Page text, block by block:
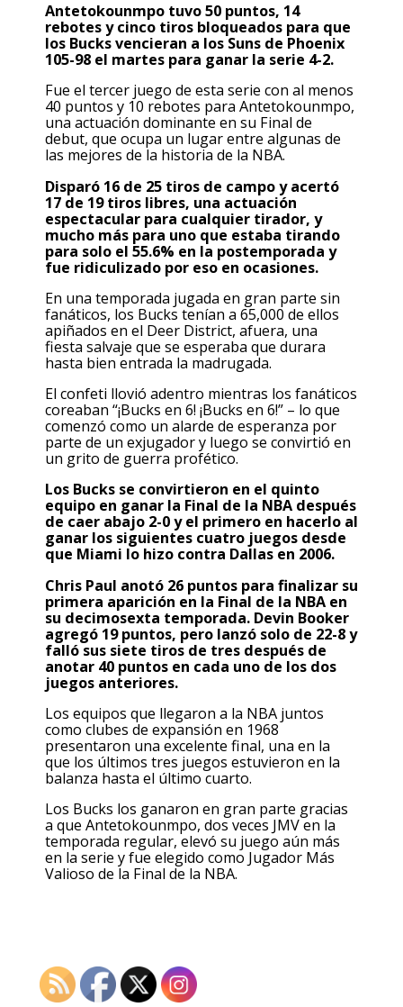
Antetokounmpo tuvo 50 puntos, 14
rebotes y cinco tiros bloqueados para que
los Bucks vencieran a los Suns de Phoenix
105-98 el martes para ganar la serie 4-2.
Fue el tercer juego de esta serie con al menos
40 puntos y 10 rebotes para Antetokounmpo,
una actuación dominante en su Final de
debut, que ocupa un lugar entre algunas de
las mejores de la historia de la NBA.
Disparó 16 de 25 tiros de campo y acertó
17 de 19 tiros libres, una actuación
espectacular para cualquier tirador, y
mucho más para uno que estaba tirando
para solo el 55.6% en la postemporada y
fue ridiculizado por eso en ocasiones.
En una temporada jugada en gran parte sin
fanáticos, los Bucks tenían a 65,000 de ellos
apiñados en el Deer District, afuera, una
fiesta salvaje que se esperaba que durara
hasta bien entrada la madrugada.
El confeti llovió adentro mientras los fanáticos
coreaban “¡Bucks en 6! ¡Bucks en 6!” – lo que
comenzó como un alarde de esperanza por
parte de un exjugador y luego se convirtió en
un grito de guerra profético.
Los Bucks se convirtieron en el quinto
equipo en ganar la Final de la NBA después
de caer abajo 2-0 y el primero en hacerlo al
ganar los siguientes cuatro juegos desde
que Miami lo hizo contra Dallas en 2006.
Chris Paul anotó 26 puntos para finalizar su
primera aparición en la Final de la NBA en
su decimosexta temporada. Devin Booker
agregó 19 puntos, pero lanzó solo de 22-8 y
falló sus siete tiros de tres después de
anotar 40 puntos en cada uno de los dos
juegos anteriores.
Los equipos que llegaron a la NBA juntos
como clubes de expansión en 1968
presentaron una excelente final, una en la
que los últimos tres juegos estuvieron en la
balanza hasta el último cuarto.
Los Bucks los ganaron en gran parte gracias
a que Antetokounmpo, dos veces JMV en la
temporada regular, elevó su juego aún más
en la serie y fue elegido como Jugador Más
Valioso de la Final de la NBA.